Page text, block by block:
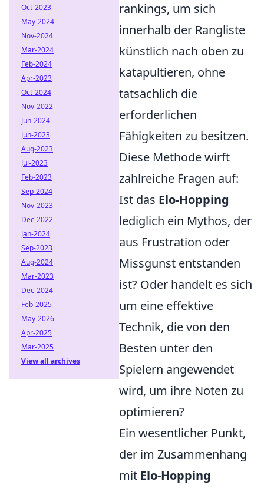
rankings, um sich
innerhalb der Rangliste
künstlich nach oben zu
katapultieren, ohne
tatsächlich die
erforderlichen
Fähigkeiten zu besitzen.
Diese Methode wirft
zahlreiche Fragen auf:
Ist das Elo-Hopping
lediglich ein Mythos, der
aus Frustration oder
Missgunst entstanden
ist? Oder handelt es sich
um eine effektive
Technik, die von den
Besten unter den
Spielern angewendet
wird, um ihre Noten zu
optimieren?
Ein wesentlicher Punkt,
der im Zusammenhang
mit Elo-Hopping
Oct-2023
May-2024
Nov-2024
Mar-2024
Feb-2024
Apr-2023
Oct-2024
Nov-2022
Jun-2024
Jun-2023
Aug-2023
Jul-2023
Feb-2023
Sep-2024
Nov-2023
Dec-2022
Jan-2024
Sep-2023
Aug-2024
Mar-2023
Dec-2024
Feb-2025
May-2026
Apr-2025
Mar-2025
View all archives